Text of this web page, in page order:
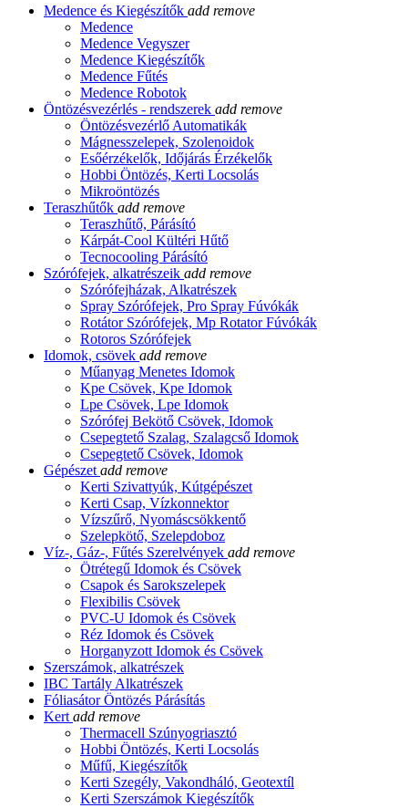
Medence és Kiegészítők add remove
Medence
Medence Vegyszer
Medence Kiegészítők
Medence Fűtés
Medence Robotok
Öntözésvezérlés - rendszerek add remove
Öntözésvezérlő Automatikák
Mágnesszelepek, Szolenoidok
Esőérzékelők, Időjárás Érzékelők
Hobbi Öntözés, Kerti Locsolás
Mikroöntözés
Teraszhűtők add remove
Teraszhűtő, Párásító
Kárpát-Cool Kültéri Hűtő
Tecnocooling Párásító
Szórófejek, alkatrészeik add remove
Szórófejházak, Alkatrészek
Spray Szórófejek, Pro Spray Fúvókák
Rotátor Szórófejek, Mp Rotator Fúvókák
Rotoros Szórófejek
Idomok, csövek add remove
Műanyag Menetes Idomok
Kpe Csövek, Kpe Idomok
Lpe Csövek, Lpe Idomok
Szórófej Bekötő Csövek, Idomok
Csepegtető Szalag, Szalagcső Idomok
Csepegtető Csövek, Idomok
Gépészet add remove
Kerti Szivattyúk, Kútgépészet
Kerti Csap, Vízkonnektor
Vízszűrő, Nyomáscsökkentő
Szelepkötő, Szelepdoboz
Víz-, Gáz-, Fűtés Szerelvények add remove
Ötrétegű Idomok és Csövek
Csapok és Sarokszelepek
Flexibilis Csövek
PVC-U Idomok és Csövek
Réz Idomok és Csövek
Horganyzott Idomok és Csövek
Szerszámok, alkatrészek
IBC Tartály Alkatrészek
Fóliasátor Öntözés Párásítás
Kert add remove
Thermacell Szúnyogriasztó
Hobbi Öntözés, Kerti Locsolás
Műfű, Kiegészítők
Kerti Szegély, Vakondháló, Geotextíl
Kerti Szerszámok Kiegészítők